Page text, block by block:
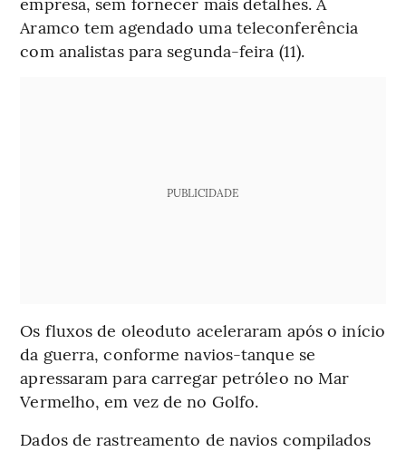
Aramco tem agendado uma teleconferência
com analistas para segunda-feira (11).
PUBLICIDADE
Os fluxos de oleoduto aceleraram após o início
da guerra, conforme navios-tanque se
apressaram para carregar petróleo no Mar
Vermelho, em vez de no Golfo.
Dados de rastreamento de navios compilados